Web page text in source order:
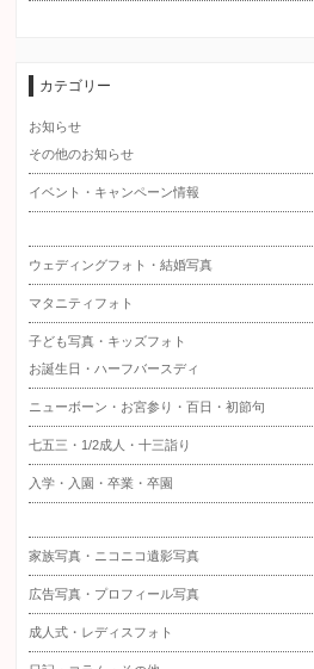
カテゴリー
お知らせ
その他のお知らせ
イベント・キャンペーン情報
ウェディングフォト・結婚写真
マタニティフォト
子ども写真・キッズフォト
お誕生日・ハーフバースディ
ニューボーン・お宮参り・百日・初節句
七五三・1/2成人・十三詣り
入学・入園・卒業・卒園
家族写真・ニコニコ遺影写真
広告写真・プロフィール写真
成人式・レディスフォト